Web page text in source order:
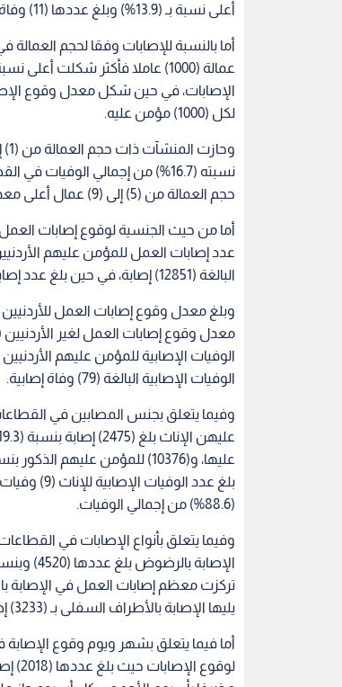
أعلى نسبة بـ (13.9%) وبلغ عددها (11) وفاة من إجمالي الوفيات الإصابية.
أما بالنسبة للإصابات وفقا لحجم
لكل (1000) مؤمن عليه.
حجم العمالة من (5) إلى (9) عمال أعلى معدل لوقوع الوفيات الإصابية بمعدل (17.8) وفاة لكل مئة ألف شخص.
أما من حيث الجنسية لوقوع إصابات
البالغة (12851) إصابة، في حين بلغ عدد إصابات العمل لغير الأردنيين (1711) إصابة للعام ذاته وبنسبة (13.3%).
الوفيات الإصابية البالغة (79) وفاة إصابية.
وفيما يتعلق بجنس المصابين في
(88.6%) من إجمالي الوفيات.
وفيما يتعلق بأنواع الإصابات في
يليها الإصابة بالأطراف السفلى بـ (3233) إصابة بنسبة (25.2%) من إجمالي الإصابات.
أما فيما يتعلق بشهر ويوم وقوع